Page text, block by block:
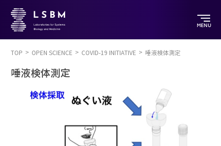
MENU
TOP OPEN SCIENCE COVID-19 INITIATIVE 唾液検体測定
唾液検体測定